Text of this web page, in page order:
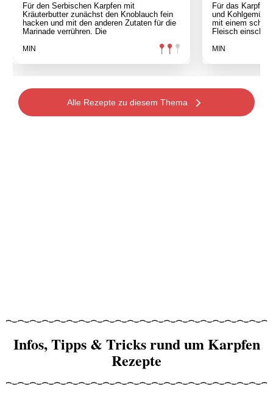
Für den Serbischen Karpfen mit
Kräuterbutter zunächst den Knoblauch fein
hacken und mit den anderen Zutaten für die
Marinade verrühren. Die
MIN
Für das
und
mit einem
Fleisch
MIN
Alle Rezepte zu diesem Thema
Infos, Tipps & Tricks rund um Karpfen
Rezepte